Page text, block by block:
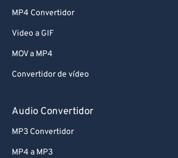
MP4 Convertidor
Video a GIF
MOV a MP4
Convertidor de vídeo
Audio Convertidor
MP3 Convertidor
MP4 a MP3